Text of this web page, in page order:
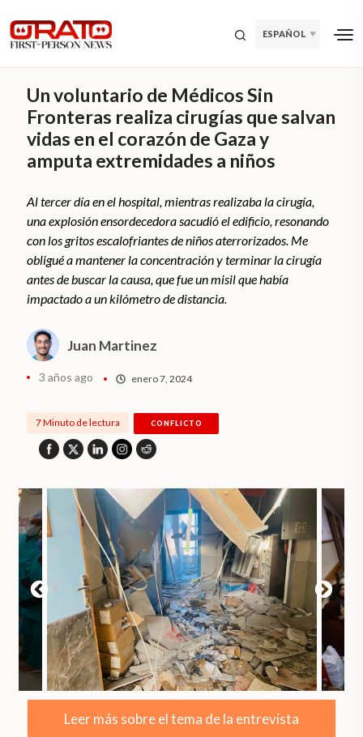
ESPAÑOL
Un voluntario de Médicos Sin
Fronteras realiza cirugías que salvan
vidas en el corazón de Gaza y
amputa extremidades a niños
Al tercer día en el hospital, mientras realizaba la cirugía,
una explosión ensordecedora sacudió el edificio, resonando
con los gritos escalofriantes de niños aterrorizados. Me
obligué a mantener la concentración y terminar la cirugía
antes de buscar la causa, que fue un misil que había
impactado a un kilómetro de distancia.
Juan Martinez
3 años ago enero 7, 2024
7 Minuto de lectura CONFLICTO
Leer más sobre el tema de la entrevista